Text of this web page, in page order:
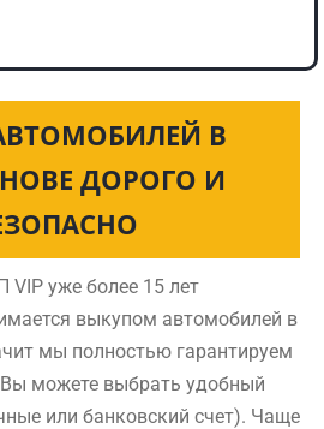
В
ДОРОГО И
уже более 15 лет
выкупом автомобилей в
мы полностью гарантируем
Вы можете выбрать удобный
или банковский счет). Чаще